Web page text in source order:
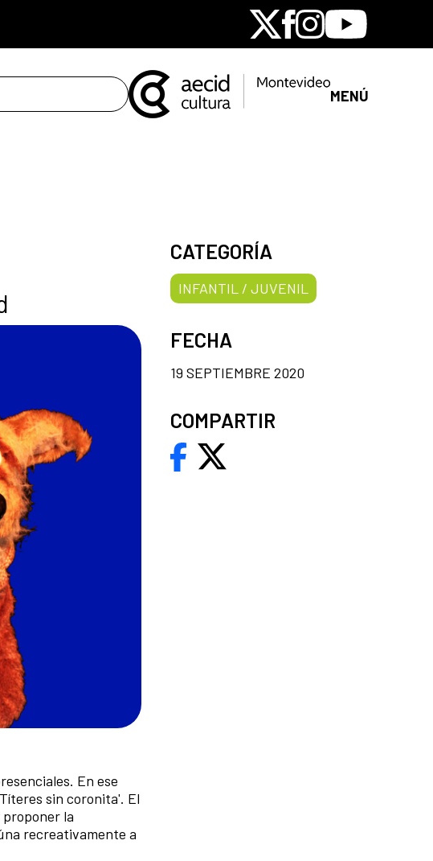
X Facebook
Instagram
Youtube
MENÚ
En ese
sin coronita'. El
la
recreativamente a
CATEGORÍA
INFANTIL / JUVENIL
FECHA
19 SEPTIEMBRE 2020
COMPARTIR